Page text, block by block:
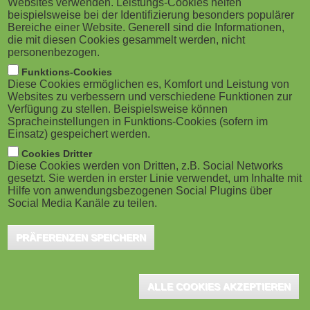
M
o
b
i
l
e
)
Websites verwenden. Leistungs-Cookies helfen
beispielsweise bei der Identifizierung besonders populärer
Bereiche einer Website. Generell sind die Informationen,
die mit diesen Cookies gesammelt werden, nicht
personenbezogen.
Funktions-Cookies
Diese Cookies ermöglichen es, Komfort und Leistung von
Websites zu verbessern und verschiedene Funktionen zur
Verfügung zu stellen. Beispielsweise können
Spracheinstellungen in Funktions-Cookies (sofern im
Einsatz) gespeichert werden.
Cookies Dritter
Diese Cookies werden von Dritten, z.B. Social Networks
gesetzt. Sie werden in erster Linie verwendet, um Inhalte mit
Hilfe von anwendungsbezogenen Social Plugins über
Social Media Kanäle zu teilen.
PRÄFERENZEN SPEICHERN
ALLE COOKIES AKZEPTIEREN